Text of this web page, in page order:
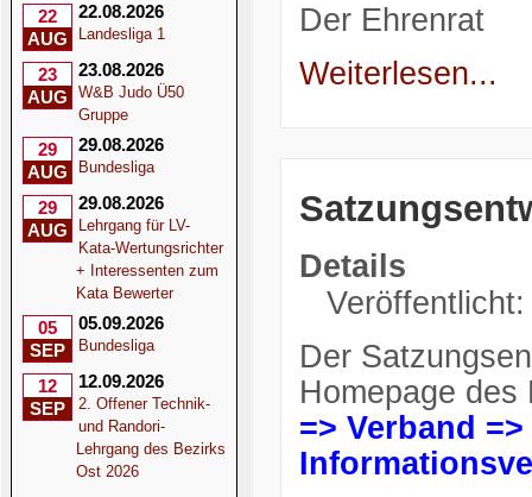
22
AUG
22.08.2026
Landesliga 1
23
AUG
23.08.2026
W&B Judo Ü50
Gruppe
29
AUG
29.08.2026
Bundesliga
29
AUG
29.08.2026
Lehrgang für LV-
Kata-Wertungsrichter
+ Interessenten zum
Kata Bewerter
05
SEP
05.09.2026
Bundesliga
12
SEP
12.09.2026
2. Offener Technik-
und Randori-
Lehrgang des Bezirks
Ost 2026
Der Ehrenrat
Weiterlesen...
Details
Der
Homepage des
=> Verband